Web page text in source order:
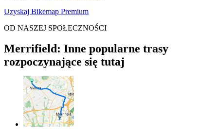
Uzyskaj Bikemap Premium
OD NASZEJ SPOŁECZNOŚCI
Merrifield: Inne popularne trasy
rozpoczynające się tutaj